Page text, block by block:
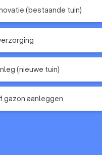
(bestaande tuin)
(nieuwe tuin)
gazon aanleggen